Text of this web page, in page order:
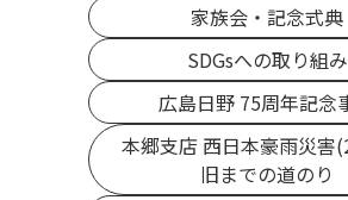
家族会・記念式典
SDGsへの取り組み
広島日野 75周年記念
本郷支店 西日本豪雨災害
旧までの道のり